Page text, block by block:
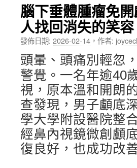
容腦下垂體腫瘤免
人找回消失的笑容
發佈日期: 2026-02-14 ， 作者:
頭暈、頭痛別輕忽
警覺。一名年逾40
視，原本溫和開朗
查發現，男子顱底
學大學附設醫院整
經鼻內視鏡微創顱
復良好，也成功改